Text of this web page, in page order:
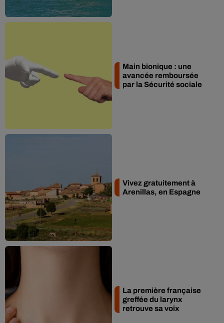
Main bionique : une
avancée remboursée
par la Sécurité sociale
Vivez gratuitement à
Arenillas, en Espagne
La première française
greffée du larynx
retrouve sa voix